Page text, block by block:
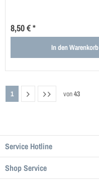
8,50 € *
In denWarenkorb
1 von43
Service Hotline
Shop Service